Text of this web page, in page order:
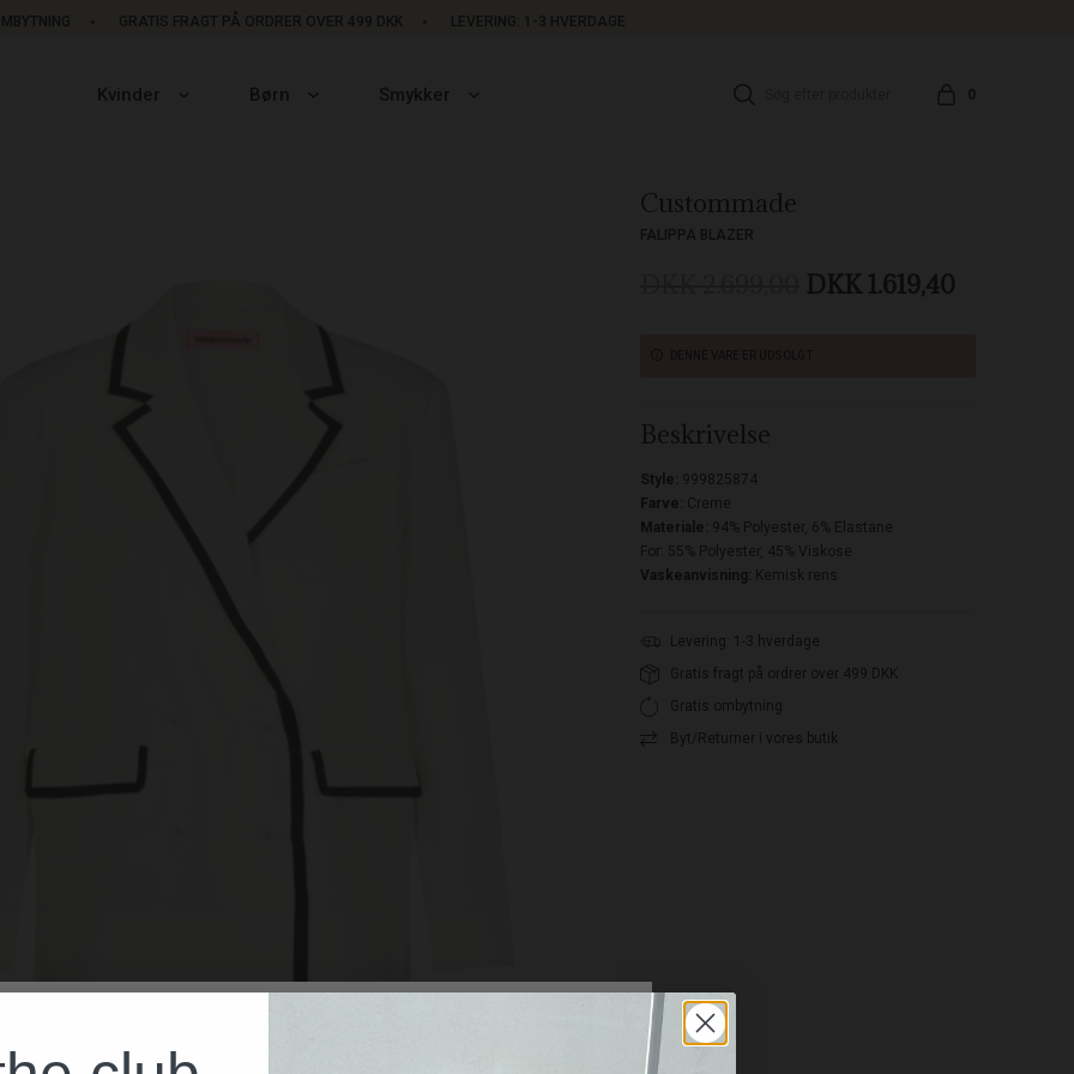
GRATIS FRAGT PÅ ORDRER OVER 499 DKK LEVERING: 1-3 HVERDAGE
Kvinder Børn Smykker 0
Custommade
FALIPPA BLAZER
DKK 1.619,40
Beskrivelse
Style: 999825874
Farve: Creme
Materiale: 94% Polyester, 6% Elastane
For: 55% Polyester, 45% Viskose
Vaskeanvisning:
Kemisk rens
Levering: 1-3 hverdage
Gratis fragt på ordrer over 499 DKK
Gratis ombytning
Byt/Returner i vores butik